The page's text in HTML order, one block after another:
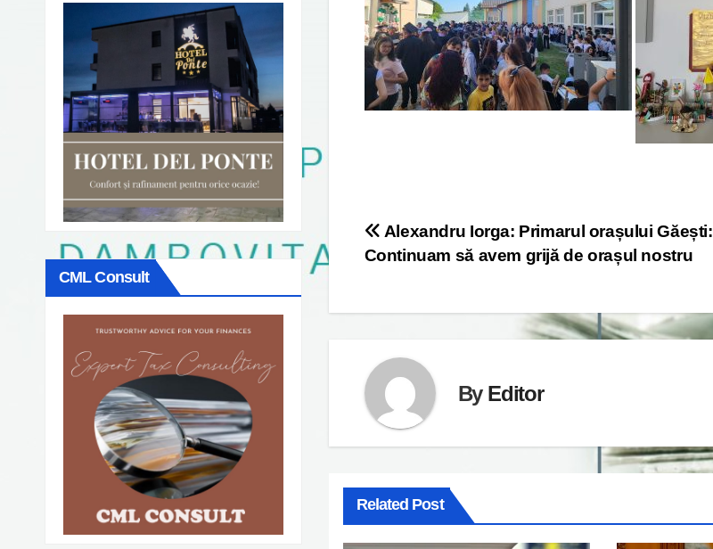
CML Consult
Post
Alexandru Iorga: Primarul orașului Găești:
Continuam să avem grijă de orașul nostru
By Editor
Related Post